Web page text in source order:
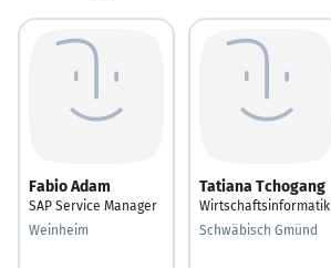
Fabio Adam
SAP Service Manager
Weinheim
Tatiana Tchogang
Wirtschaftsinformatik
Schwäbisch Gmünd